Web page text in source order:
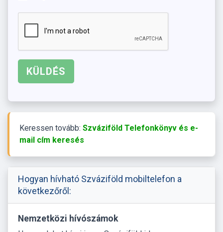
Keressen tovább: Szváziföld Telefonkönyv és e-
mail cím keresés
Hogyan hívható Szváziföld mobiltelefon a
következőről:
Nemzetközi hívószámok